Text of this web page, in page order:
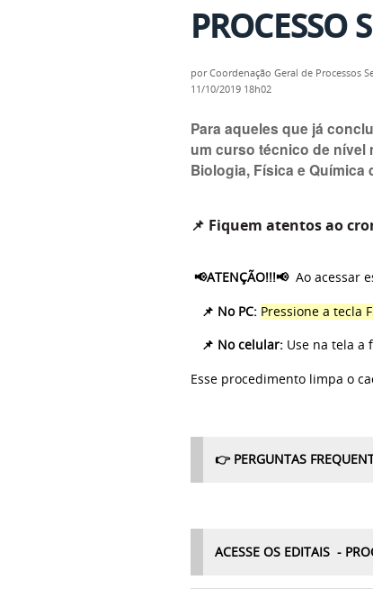
PROCESSO
porCoordenação Geral de Processos
11/10/2019 18h02
Para aqueles que já
um curso técnico de nível
Biologia, Física e Química
📌 Fiquem atentos ao
📢ATENÇÃO!!!📢 Ao acessar
📌 No PC: Pressione a tecla
📌 No celular:Use na tela a
Esse procedimento limpa o
👉 PERGUNTAS
ACESSE OS EDITAIS -